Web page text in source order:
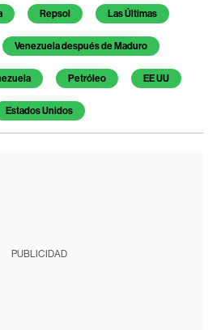
Repsol Las Últimas
Venezuela después de Maduro
Petróleo EE UU
Estados Unidos
PUBLICIDAD